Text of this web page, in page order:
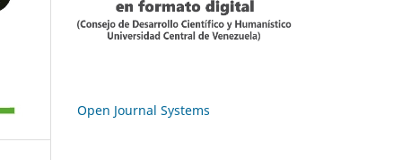
Open Journal Systems